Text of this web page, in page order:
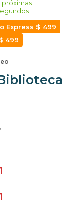
próximas
Express $ 499
499